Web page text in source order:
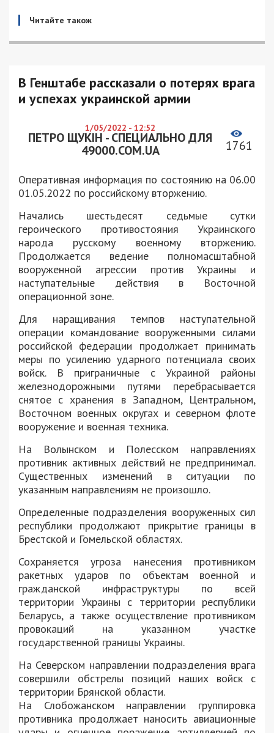
Читайте також
В Генштабе рассказали о потерях врага
и успехах украинской армии
1/05/2022 - 12:52
ПЕТРО ЩУКІН - СПЕЦИАЛЬНО ДЛЯ
49000.COM.UA
1761
Оперативная информация по состоянию на 06.00
01.05.2022 по российскому вторжению.
Начались шестьдесят седьмые сутки
героического противостояния Украинского
народа русскому военному вторжению.
Продолжается ведение полномасштабной
вооруженной агрессии против Украины и
наступательные действия в Восточной
операционной зоне.
Для наращивания темпов наступательной
операции командование вооруженными силами
российской федерации продолжает принимать
меры по усилению ударного потенциала своих
войск. В приграничные с Украиной районы
железнодорожными путями перебрасывается
снятое с хранения в Западном, Центральном,
Восточном военных округах и северном флоте
вооружение и военная техника.
На Волынском и Полесском направлениях
противник активных действий не предпринимал.
Существенных изменений в ситуации по
указанным направлениям не произошло.
Определенные подразделения вооруженных сил
республики продолжают прикрытие границы в
Брестской и Гомельской областях.
Сохраняется угроза нанесения противником
ракетных ударов по объектам военной и
гражданской инфраструктуры по всей
территории Украины с территории республики
Беларусь, а также осуществление противником
провокаций на указанном участке
государственной границы Украины.
На Северском направлении подразделения врага
совершили обстрелы позиций наших войск с
территории Брянской области.
На Слобожанском направлении группировка
противника продолжает наносить авиационные